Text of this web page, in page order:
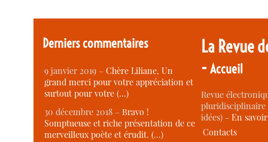
Derniers commentaires
9 janvier 2019 –Chère Liliane, Un
grand merci pour votre appréciation et
surtout pour votre (…)
30 décembre 2018 –Bravo !
Somptueuse et riche présentation de ce
merveilleux poète et érudit. (…)
La Revue
-Accueil
Revue
idées) -En
Contacts